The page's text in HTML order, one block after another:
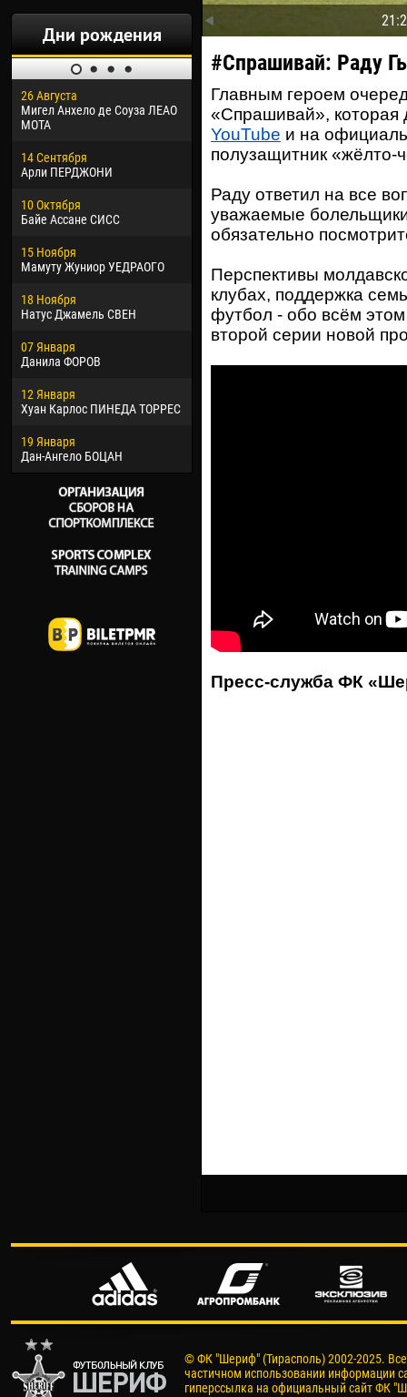
Дни рождения
26 Августа
Мигел Анхело де Соуза ЛЕАО
МОТА
14 Сентября
Арли ПЕРДЖОНИ
10 Октября
Байе Ассане СИСС
15 Ноября
Мамуту Жуниор УЕДРАОГО
18 Ноября
Натус Джамель СВЕН
07 Января
Данила ФОРОВ
12 Января
Хуан Карлос ПИНЕДА ТОРРЕС
19 Января
Дан-Ангело БОЦАН
30 Января
Дорасо Морео КЛАС
24 Февраля
Владислав КОСТИН
02 Марта
Вячеслав КОЗМА
09 Марта
20 Марта
Хайдер Морено АСПРИЛЬЯ
22 Марта
Самба КОНЕ
04
13
24
15
24
28
#Спрашивай: Раду
Главным героем
«Спрашивай», которая
YouTube и на
полузащитник
Раду ответил на все
уважаемые
обязательно
Перспективы
клубах, поддержка
футбол - обо всём
второй серии новой
Пресс-служба ФК
© ФК "Шериф" (Тирасполь) 2002-2025.
частичном использовании информации
гиперссылка на официальный сайт ФК